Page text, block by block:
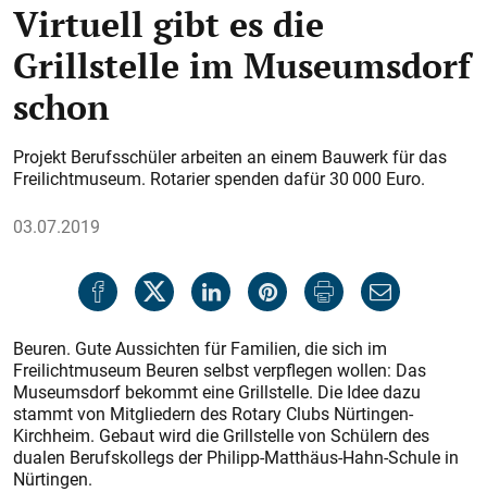
Virtuell gibt es die
Grillstelle im Museumsdorf
schon
Projekt Berufsschüler arbeiten an einem Bauwerk für das
Freilichtmuseum. Rotarier spenden dafür 30 000 Euro.
03.07.2019
Beuren. Gute Aussichten für Familien, die sich im
Freilichtmuseum Beuren selbst verpflegen wollen: Das
Museumsdorf bekommt eine Grillstelle. Die Idee dazu
stammt von Mitgliedern des Rotary Clubs Nürtingen-
Kirchheim. Gebaut wird die Grillstelle von Schülern des
dualen Berufskollegs der Philipp-Matthäus-Hahn-Schule in
Nürtingen.